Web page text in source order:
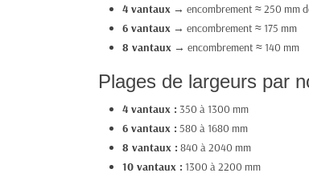
4 vantaux → encombrement ≈ 250 mm
6 vantaux → encombrement ≈ 175 mm
8 vantaux → encombrement ≈ 140 mm
Plages de largeurs par
4 vantaux : 350 à 1300 mm
6 vantaux : 580 à 1680 mm
8 vantaux : 840 à 2040 mm
10 vantaux : 1300 à 2200 mm